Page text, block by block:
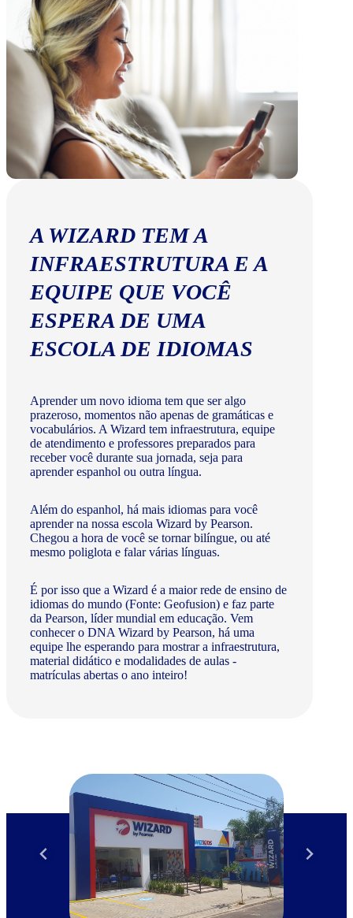
A WIZARD TEM A
INFRAESTRUTURA E A
EQUIPE QUE VOCÊ
ESPERA DE UMA
ESCOLA DE IDIOMAS
Aprender um novo idioma tem que ser algo
prazeroso, momentos não apenas de gramáticas e
vocabulários. A Wizard tem infraestrutura, equipe
de atendimento e professores preparados para
receber você durante sua jornada, seja para
aprender espanhol ou outra língua.
Além do espanhol, há mais idiomas para você
aprender na nossa escola Wizard by Pearson.
Chegou a hora de você se tornar bilíngue, ou até
mesmo poliglota e falar várias línguas.
É por isso que a Wizard é a maior rede de ensino de
idiomas do mundo (Fonte: Geofusion) e faz parte
da Pearson, líder mundial em educação. Vem
conhecer o DNA Wizard by Pearson, há uma
equipe lhe esperando para mostrar a infraestrutura,
material didático e modalidades de aulas -
matrículas abertas o ano inteiro!